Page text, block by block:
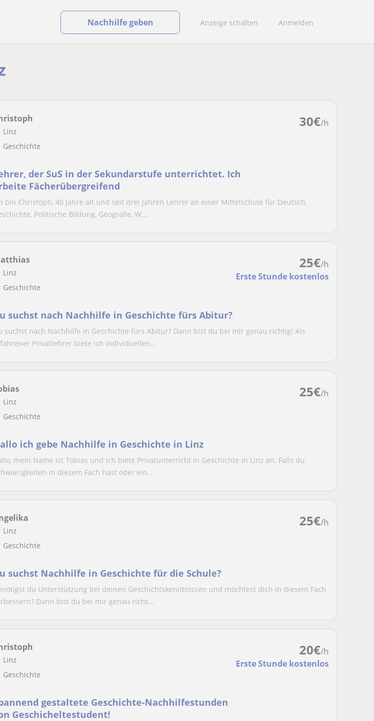
Anzeige schalten Anmelden
Nachhilfe geben
30€/h
Linz
Geschichte
der SuS in der Sekundarstufe unterrichtet. Ich
Fächerübergreifend
bin Christoph, 40 Jahre alt und seit drei Jahren Lehrer an einer Mittelschule für Deutsch,
Politische Bildung, Geografie, W...
25€/h
Erste Stunde kostenlos
Linz
Geschichte
suchst nach Nachhilfe in Geschichte fürs Abitur?
suchst nach Nachhilfe in Geschichte fürs Abitur? Dann bist du bei mir genau richtig! Als
Privatlehrer biete ich individuellen...
25€/h
Linz
Geschichte
ich gebe Nachhilfe in Geschichte in Linz
mein Name ist Tobias und ich biete Privatunterricht in Geschichte in Linz an. Falls du
in diesem Fach hast oder ein...
25€/h
Linz
Geschichte
suchst Nachhilfe in Geschichte für die Schule?
du Unterstützung bei deinen Geschichtskenntnissen und möchtest dich in diesem Fach
Dann bist du bei mir genau richt...
20€/h
Erste Stunde kostenlos
Linz
Geschichte
gestaltete Geschichte-Nachhilfestunden
Geschicheltestudent!